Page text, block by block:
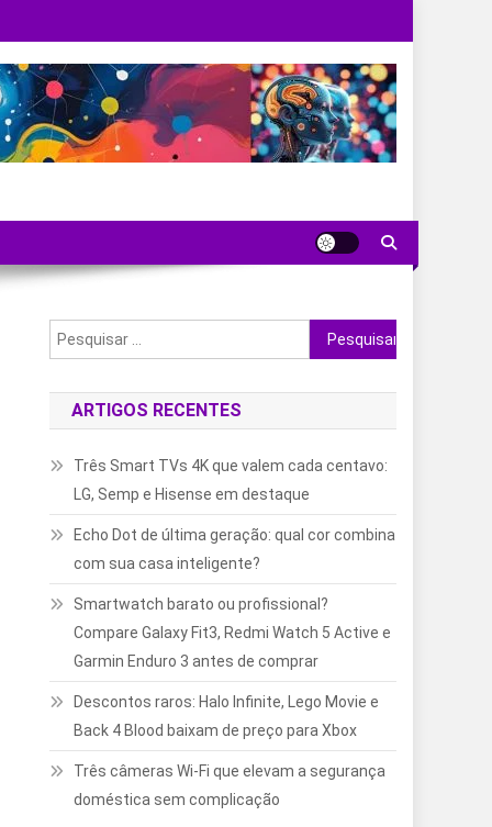
Pesquisar
por:
ARTIGOS RECENTES
Três Smart TVs 4K que valem cada centavo:
LG, Semp e Hisense em destaque
Echo Dot de última geração: qual cor combina
com sua casa inteligente?
Smartwatch barato ou profissional?
Compare Galaxy Fit3, Redmi Watch 5 Active e
Garmin Enduro 3 antes de comprar
Descontos raros: Halo Infinite, Lego Movie e
Back 4 Blood baixam de preço para Xbox
Três câmeras Wi-Fi que elevam a segurança
doméstica sem complicação